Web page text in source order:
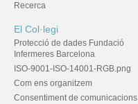
Recerca
El Col·legi
Protecció de dades Fundació
Infermeres Barcelona
ISO-9001-ISO-14001-RGB.png
Com ens organitzem
Consentiment de comunicacions